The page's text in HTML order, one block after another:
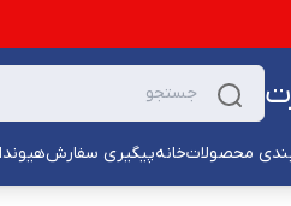
محصولاتخانهپیگیری سفارشهیوندا